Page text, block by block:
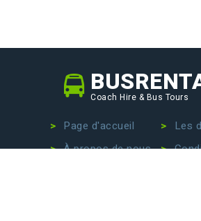
Coach Hire & Bus Tours
Page d'accueil
À propos de nous
Les